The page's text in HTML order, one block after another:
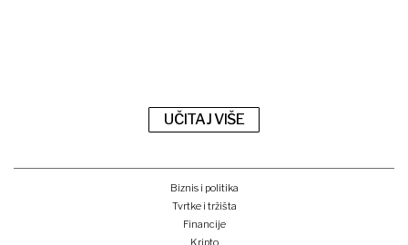
UČITAJ VIŠE
Biznis i politika
Tvrtke i tržišta
Financije